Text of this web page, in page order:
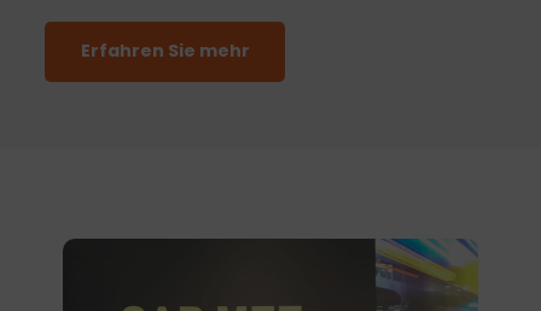
Erfahren Sie mehr